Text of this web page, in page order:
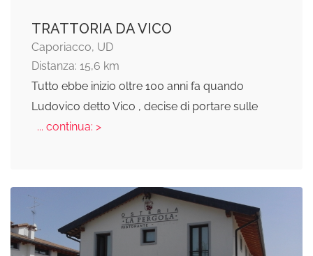
TRATTORIA DA VICO
Caporiacco, UD
Distanza: 15,6 km
Tutto ebbe inizio oltre 100 anni fa quando
Ludovico detto Vico , decise di portare sulle
... continua: >